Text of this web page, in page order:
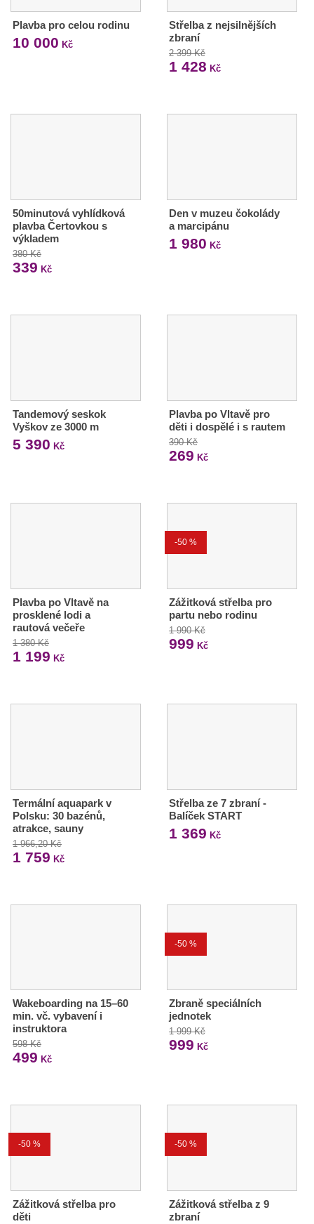
Plavba pro celou rodinu
10 000 Kč
Střelba z nejsilnějších
zbraní
2 399 Kč
1 428 Kč
50minutová vyhlídková
plavba Čertovkou s
výkladem
380 Kč
339 Kč
Den v muzeu čokolády
a marcipánu
1 980 Kč
Tandemový seskok
Vyškov ze 3000 m
5 390 Kč
Plavba po Vltavě pro
děti i dospělé i s rautem
390 Kč
269 Kč
Plavba po Vltavě na
prosklené lodi a
rautová večeře
1 380 Kč
1 199 Kč
-50 %
Zážitková střelba pro
partu nebo rodinu
1 990 Kč
999 Kč
Termální aquapark v
Polsku: 30 bazénů,
atrakce, sauny
1 966,20 Kč
1 759 Kč
Střelba ze 7 zbraní -
Balíček START
1 369 Kč
Wakeboarding na 15–60
min. vč. vybavení i
instruktora
598 Kč
499 Kč
-50 %
Zbraně speciálních
jednotek
1 999 Kč
999 Kč
-50 %
Zážitková střelba pro
děti
-50 %
Zážitková střelba z 9
zbraní